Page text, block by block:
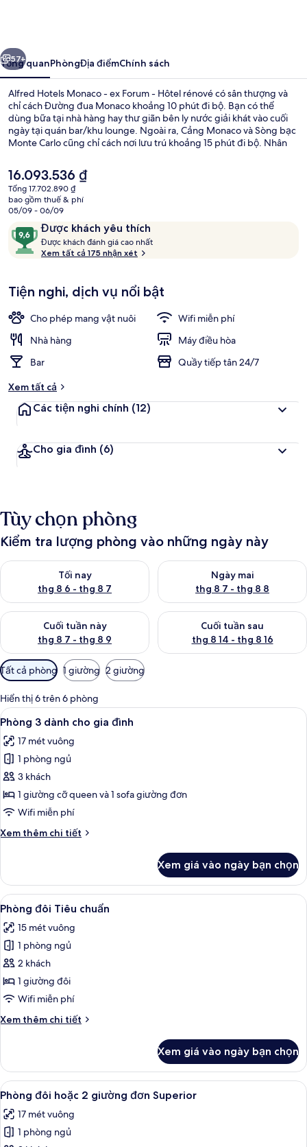
ex
Forum
Hôtel
rénové
Tiếp
57+
Tổng quanPhòngĐịa điểmChính sách
Alfred Hotels Monaco - ex Forum - Hôtel rénové có sân thượng và
chỉ cách Đường đua Monaco khoảng 10 phút đi bộ. Bạn có thể
dùng bữa tại nhà hàng hay thư giãn bên ly nước giải khát vào cuối
ngày tại quán bar/khu lounge. Ngoài ra, Cảng Monaco và Sòng bạc
Monte Carlo cũng chỉ cách nơi lưu trú khoảng 15 phút đi bộ. Nhân
trong lòng du khách.
Giá
hiện
tại
là
16.093.536 ₫
16.093.536 ₫
Tổng 17.702.890 ₫
bao gồm thuế & phí
05/09 - 06/09
Nhận
xét
Được khách yêu thích
9,6
trên
10,
khách
yêu
thích
Được khách đánh giá cao nhất
k
h
c
n
n
h
Xem tất cả 175 nhận xét
Tiện nghi, dịch vụ nổi bật
Cho phép mang vật nuôi
Wifi miễn phí
Nhà hàng
Máy điều hòa
Bar
Quầy tiếp tân 24/7
Xem tất cả
Các tiện nghi chính (12)
Cho gia đình (6)
Tùy chọn phòng
Kiểm tra lượng phòng vào những ngày này
Tối nay
thg 8 6 - thg 8 7
Kiểm tra lượng phòng tối nay từ thg 8 6 - thg 8 7
Ngày mai
thg 8 7 - thg 8 8
Kiểm tra lượng phòng ngày
Cuối tuần này
thg 8 7 - thg 8 9
Kiểm tra lượng phòng cuối tuần này từ thg 8 7 - thg 8 9
Cuối tuần sau
thg 8 14 - thg 8 16
Kiểm tra lượng phòng cuối
Bộ
lọc
có
thể
dùng
để
lọc
tìm
phòng
Tất cả phòng 1 giường 2 giường
Hiển thị 6 trên 6 phòng
Xem
tất
cả
ảnh
Phòng
3
dành
gia
Phòng 3 dành cho gia đình | Bàn,
10
Phòng 3 dành cho gia đình
17 mét vuông
1 phòng ngủ
3 khách
1 giường cỡ queen và 1 sofa giường đơn
Wifi miễn phí
Xem thêm chi tiết
Chi
Phòng
dành
gia
đình
Xem giá vào ngày bạn chọn
Xem
tất
cả
ảnh
Phòng
đôi
Tiêu
Phòng đôi Tiêu chuẩn | Bàn, màn/
7
Phòng đôi Tiêu chuẩn
15 mét vuông
1 phòng ngủ
2 khách
1 giường đôi
Wifi miễn phí
Xem thêm chi tiết
Chi
Phòng
đôi
Tiêu
chuẩn
Xem giá vào ngày bạn chọn
Xem
tất
cả
ảnh
Phòng đôi hoặc 2 giường đơn
11
Phòng đôi hoặc 2 giường đơn Superior
17 mét vuông
1 phòng ngủ